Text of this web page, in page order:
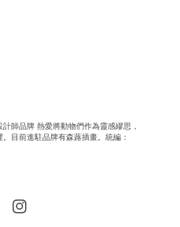
師品牌 熱愛將動物們作為靈感繆思，
目前進駐品牌有森蕗插畫。統編：